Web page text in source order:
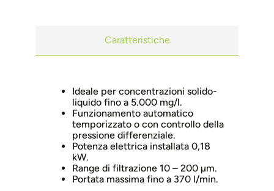
Caratteristiche
Ideale per concentrazioni solido-
liquido fino a 5.000 mg/l.
Funzionamento automatico
temporizzato o con controllo della
pressione differenziale.
Potenza elettrica installata 0,18
kW.
Range di filtrazione 10 – 200 µm.
Portata massima fino a 370 l/min.